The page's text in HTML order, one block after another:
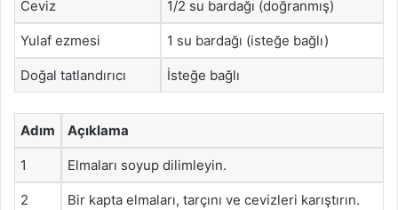
Ceviz 1/2 su bardağı (doğranmış)
Yulaf ezmesi 1 su bardağı (isteğe bağlı)
Doğal tatlandırıcı İsteğe bağlı
Adım Açıklama
1 Elmaları soyup dilimleyin.
2 Bir kapta elmaları, tarçını ve cevizleri karıştırın.